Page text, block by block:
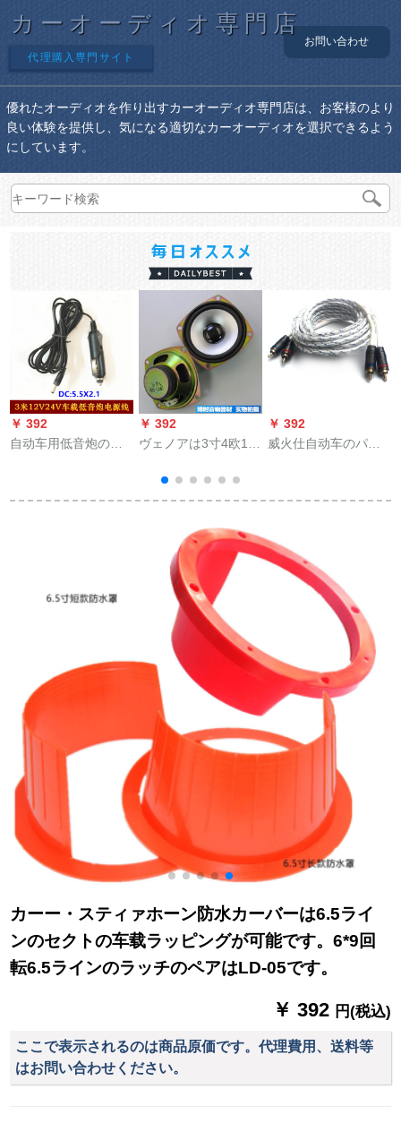
カーオーディオ専門店
代理購入専門サイト
お問い合わせ
優れたオーディオを作り出すカーオーディオ専門店は、お客様のより
良い体験を提供し、気になる適切なカーオーディオを選択できるよう
にしています。
￥ 392
自动车用低音炮の烟
电源コードの空気入
￥ 392
ヴェノアは3寸4欧10
ックスに适切してい
ます。ピピカの高音
Wのスペクトラムカ
ードです。
￥ 392
威火仕自动车のパワ
の线の信号线は白い
ります。
カーー・スティァホーン防水カーバーは6.5ライ
ンのセクトの车载ラッピングが可能です。6*9回
転6.5ラインのラッチのペアはLD-05です。
￥ 392 円(税込)
ここで表示されるのは商品原価です。代理費用、送料等
はお問い合わせください。